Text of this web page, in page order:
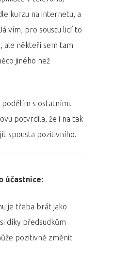
kurzu na internetu, a
vím, pro soustu lidí to
ale někteří sem tam
jiného než
podělím s ostatními.
potvrdila, že i na tak
spousta pozitivního.
účastnice:
je třeba brát jako
díky předsudkům
pozitivně změnit
PRO MÉDIA